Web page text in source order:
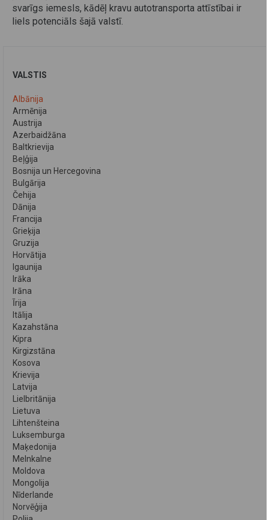
svarīgs iemesls, kādēļ kravu autotransporta attīstībai ir
liels potenciāls šajā valstī.
VALSTIS
Albānija
Armēnija
Austrija
Azerbaidžāna
Baltkrievija
Beļģija
Bosnija un Hercegovina
Bulgārija
Čehija
Dānija
Francija
Grieķija
Gruzija
Horvātija
Igaunija
Irāka
Irāna
Īrija
Itālija
Kazahstāna
Kipra
Kirgizstāna
Kosova
Krievija
Latvija
Lielbritānija
Lietuva
Lihtenšteina
Luksemburga
Maķedonija
Melnkalne
Moldova
Mongolija
Nīderlande
Norvēģija